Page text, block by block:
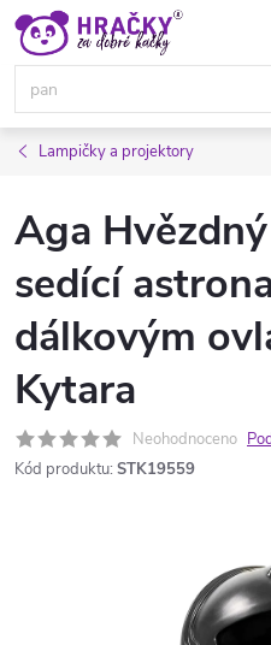
Přejít
obsah
Lampičky a projektory
Aga
sedící
dálkovým
Kytara
Neohodnoceno
Kód produktu: STK19559